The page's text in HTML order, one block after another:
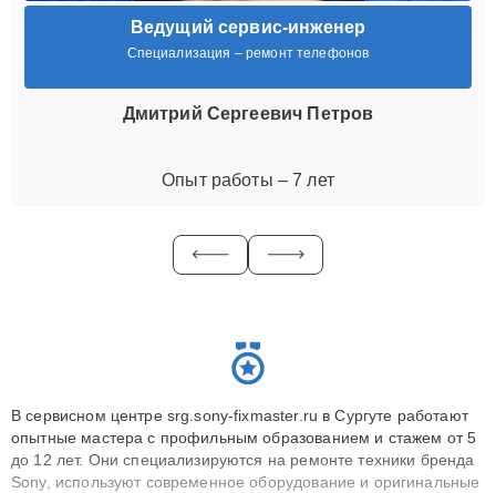
Ведущий сервис-инженер
Специализация – ремонт телефонов
Дмитрий Сергеевич Петров
Опыт работы – 7 лет
В сервисном центре srg.sony-fixmaster.ru в Сургуте работают
опытные мастера с профильным образованием и стажем от 5
до 12 лет. Они специализируются на ремонте техники бренда
Sony, используют современное оборудование и оригинальные